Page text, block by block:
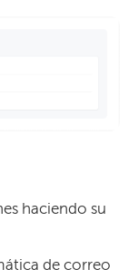
haciendo su
de correo